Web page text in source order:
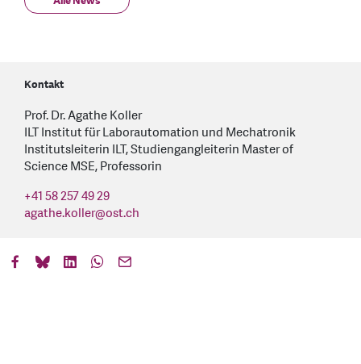
Kontakt
Prof. Dr. Agathe Koller
ILT Institut für Laborautomation und Mechatronik
Institutsleiterin ILT, Studiengangleiterin Master of
Science MSE, Professorin
+41 58 257 49 29
agathe.koller@ost.ch